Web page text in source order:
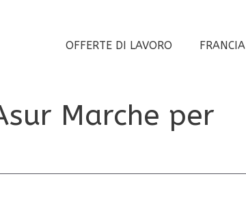
OFFERTE DI LAVORO FRANCIA
Marche per